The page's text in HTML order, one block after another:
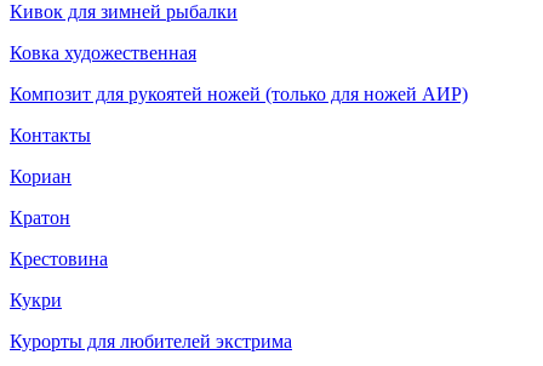
Кивок для зимней рыбалки
Ковка художественная
Композит для рукоятей ножей (только для ножей АИР)
Контакты
Кориан
Кратон
Крестовина
Кукри
Курорты для любителей экстрима